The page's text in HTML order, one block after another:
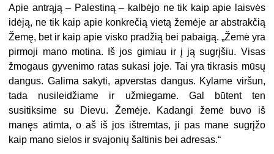
Apie antrąją – Palestiną – kalbėjo ne tik kaip apie laisvės
idėją, ne tik kaip apie konkrečią vietą žemėje ar abstrakčią
Žemę, bet ir kaip apie visko pradžią bei pabaigą. „Žemė yra
pirmoji mano motina. Iš jos gimiau ir į ją sugrįšiu. Visas
žmogaus gyvenimo ratas sukasi joje. Tai yra tikrasis mūsų
dangus. Galima sakyti, apverstas dangus. Kylame viršun,
tada nusileidžiame ir užmiegame. Gal būtent ten
susitiksime su Dievu. Žemėje. Kadangi žemė buvo iš
manęs atimta, o aš iš jos ištremtas, ji pas mane sugrįžo
kaip mano sielos ir svajonių šaltinis bei adresas.“